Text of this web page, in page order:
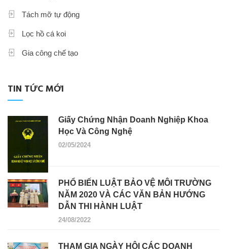
Tách mỡ tự động
Lọc hồ cá koi
Gia công chế tạo
TIN TỨC MỚI
Giấy Chứng Nhận Doanh Nghiệp Khoa
Học Và Công Nghệ
02/05/2024
PHỔ BIẾN LUẬT BẢO VỆ MÔI TRƯỜNG
NĂM 2020 VÀ CÁC VĂN BẢN HƯỚNG
DẪN THI HÀNH LUẬT
24/08/2022
THAM GIA NGÀY HỘI CÁC DOANH